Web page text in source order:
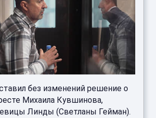
без изменений решение о
Михаила Кувшинова,
Линды (Светланы Гейман).